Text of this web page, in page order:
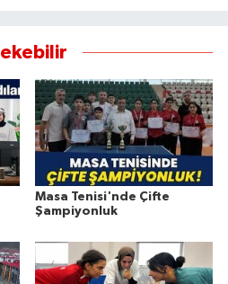
Masa Tenisi'nde Çifte
Şampiyonluk